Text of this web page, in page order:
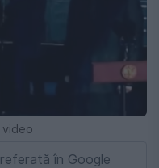
video
în Google